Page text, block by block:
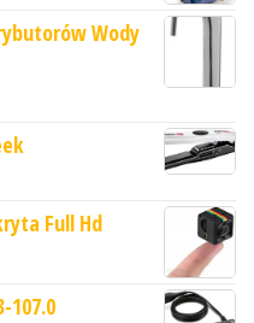
Wody
Full Hd
107.0